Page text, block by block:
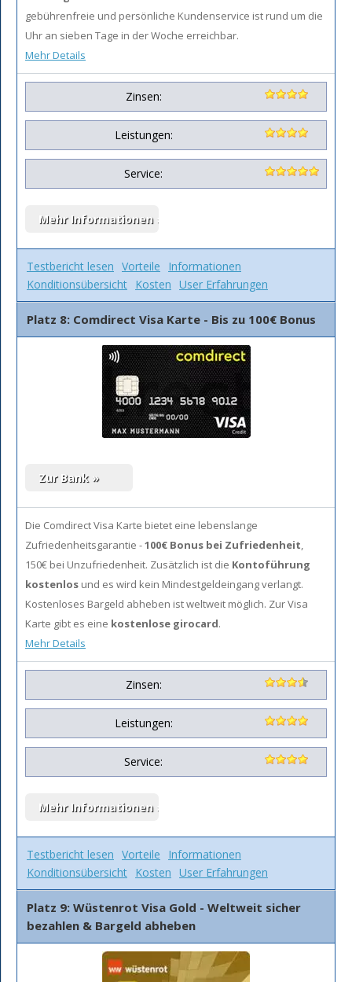
gebührenfreie und persönliche Kundenservice ist rund um die
Uhr an sieben Tage in der Woche erreichbar.
Mehr Details
Zinsen:
Leistungen:
Service:
Testbericht lesen Vorteile
Informationen
Konditionsübersicht Kosten User Erfahrungen
Platz 8: Comdirect Visa Karte - Bis zu 100€ Bonus
Die Comdirect Visa Karte bietet eine lebenslange
Zufriedenheitsgarantie -100€ Bonus bei Zufriedenheit,
150€ bei Unzufriedenheit. Zusätzlich ist die Kontoführung
kostenlos und es wird kein Mindestgeldeingang verlangt.
Kostenloses Bargeld abheben ist weltweit möglich. Zur Visa
Karte gibt es eine kostenlose girocard.
Mehr Details
Zinsen:
Leistungen:
Service:
Testbericht lesen Vorteile
Informationen
Konditionsübersicht Kosten User Erfahrungen
Platz 9: Wüstenrot Visa Gold - Weltweit sicher
bezahlen & Bargeld abheben